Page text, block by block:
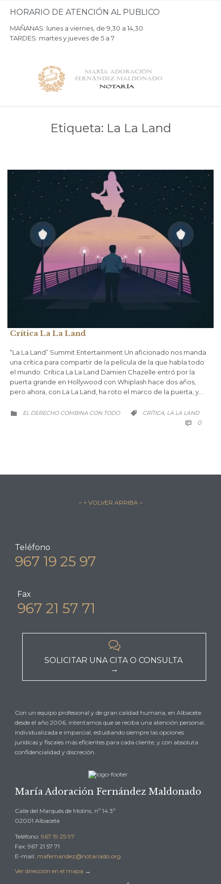
HORARIO DE ATENCIÓN AL PUBLICO
MAÑANAS: lunes a viernes, de 9,30 a 14,30
TARDES: martes y jueves de 5 a 7
Etiqueta: La La Land
Crítica La La Land
“La La Land” Summit Entertainment Un aficionado nos manda
una crítica para compartir de la película de la que habla todo
el mundo: Crítica La La Land Damien Chazelle entró por la
puerta grande en Hollywood con Whiplash hace dos años,
pero ahora, con La La Land, ha roto el marco de la puerta, y…
 CATEGORÍA
EL DERECHO COMBINA CON TODO  CATEGORÍA
CRÍTICA, LA LA LAND
 0
– ↑ VOLVER ARRIBA –
Teléfono
967 19 25 97
Fax
967 21 57 71

SOLICITAR UNA CITA O CONSULTA
→
Con un equipo profesional y de gran calidad humana, en Albacete
desde el año 2006, intentamos que se reciba una atención personal,
individualizada e imparcial, estudiando siempre las opciones
jurídicas y fiscales más eficientes para cada cliente, y con absoluta
confidencialidad y discreción.
María Adoración Fernández Maldonado
Calle del Marqués de Molins, nº 14 3º
02001 Albacete
Teléfono: 967 19 25 97
Fax: 967 21 57 71
E-mail: mafernandez@notariado.org
Ver dirección en el mapa →